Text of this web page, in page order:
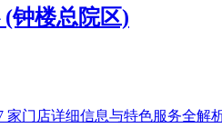
钟楼总院区)